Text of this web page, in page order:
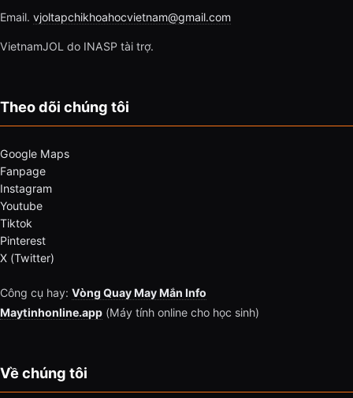
Email. vjoltapchikhoahocvietnam@gmail.com
VietnamJOL do INASP tài trợ.
Theo dõi chúng tôi
Google Maps
Fanpage
Instagram
Youtube
Tiktok
Pinterest
X (Twitter)
Công cụ hay: Vòng Quay May Mắn Info
Maytinhonline.app (Máy tính online cho học sinh)
Về chúng tôi